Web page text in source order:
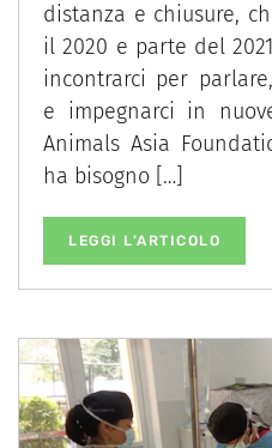
distanza e chiusure,
il 2020 e parte del
incontrarci per
e impegnarci in
Animals Asia
ha bisogno […]
LEGGI L’ARTICOLO